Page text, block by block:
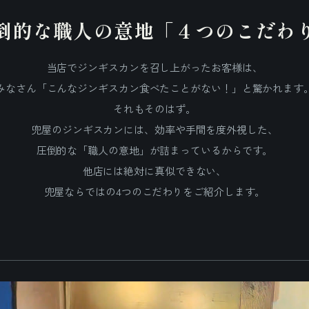
的な職人の意地「４つのこだわ
当店でジンギスカンを召し上がったお客様は、
なさん「こんなジンギスカン食べたことがない！」と驚かれます
それもそのはず。
兜屋のジンギスカンには、効率や手間を度外視した、
圧倒的な「職人の意地」が詰まっているからです。
他店には絶対に真似できない、
兜屋ならではの4つのこだわりをご紹介します。